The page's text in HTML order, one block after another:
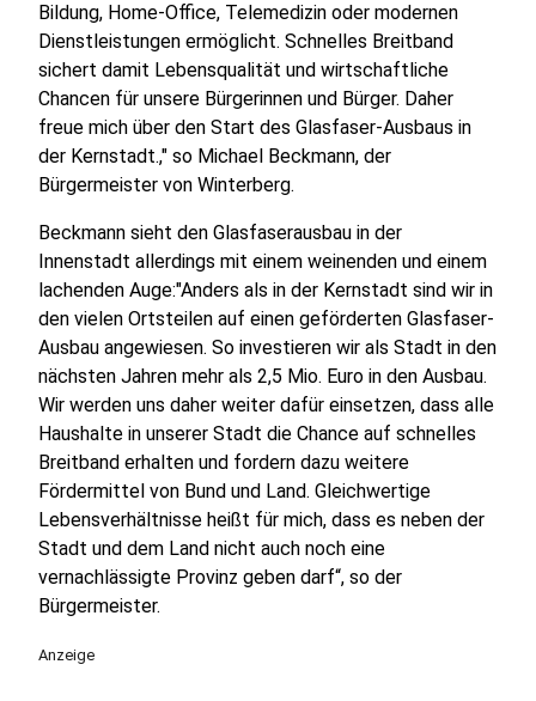
Bildung, Home-Office, Telemedizin oder modernen
Dienstleistungen ermöglicht. Schnelles Breitband
sichert damit Lebensqualität und wirtschaftliche
Chancen für unsere Bürgerinnen und Bürger. Daher
freue mich über den Start des Glasfaser-Ausbaus in
der Kernstadt.," so Michael Beckmann, der
Bürgermeister von Winterberg.
Beckmann sieht den Glasfaserausbau in der
Innenstadt allerdings mit einem weinenden und einem
lachenden Auge:"Anders als in der Kernstadt sind wir in
den vielen Ortsteilen auf einen geförderten Glasfaser-
Ausbau angewiesen. So investieren wir als Stadt in den
nächsten Jahren mehr als 2,5 Mio. Euro in den Ausbau.
Wir werden uns daher weiter dafür einsetzen, dass alle
Haushalte in unserer Stadt die Chance auf schnelles
Breitband erhalten und fordern dazu weitere
Fördermittel von Bund und Land. Gleichwertige
Lebensverhältnisse heißt für mich, dass es neben der
Stadt und dem Land nicht auch noch eine
vernachlässigte Provinz geben darf“, so der
Bürgermeister.
Anzeige